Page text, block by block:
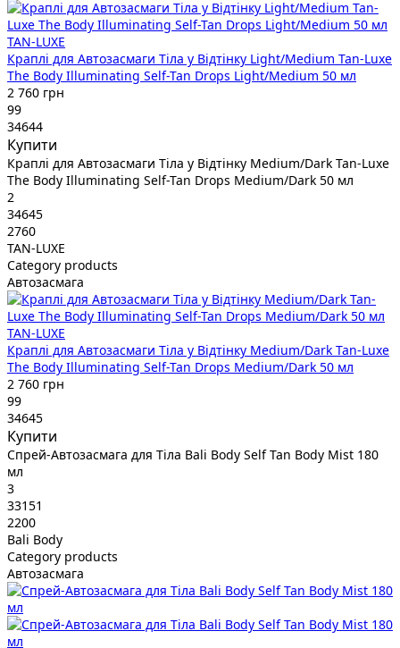
TAN-LUXE
Краплі для Автозасмаги Тіла у Відтінку Light/Medium Tan-Luxe
The Body Illuminating Self-Tan Drops Light/Medium 50 мл
2 760 грн
99
34644
Купити
Краплі для Автозасмаги Тіла у Відтінку Medium/Dark Tan-Luxe
The Body Illuminating Self-Tan Drops Medium/Dark 50 мл
2
34645
2760
TAN-LUXE
Category products
Автозасмага
TAN-LUXE
Краплі для Автозасмаги Тіла у Відтінку Medium/Dark Tan-Luxe
The Body Illuminating Self-Tan Drops Medium/Dark 50 мл
2 760 грн
99
34645
Купити
Спрей-Автозасмага для Тіла Bali Body Self Tan Body Mist 180
мл
3
33151
2200
Bali Body
Category products
Автозасмага